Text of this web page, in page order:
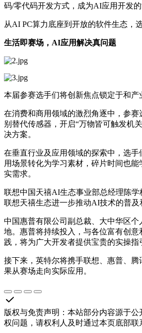
码/零代码开发方式，成为AI应用开发
从AI PC算力底座到开放的软件生态，
生活即赛场 ， AI应用解决真问题
本届参赛选手们将创新焦点锁定于和
在消费和商用领域的激烈角逐中，参
别替代传感器，开启“万物皆可触发机
决方案。
在垂直行业及应用领域的探索中，选
用场景转化为学习素材，碎片时间也
实需求。
联想中国天禧AI生态事业部总经理陈
联想天禧生态进一步推动AI技术的普及
中国惠普有限公司副总裁、大中华区
地。惠普将持续投入，与各位富有创
践，将为广大开发者提供宝贵的实操指
接下来，英特尔将携手联想、惠普、
果从赛场走向实际应用。
版权与免责声明 ： 本站部分内容源于公
权问题，请权利人及时通过本页底部